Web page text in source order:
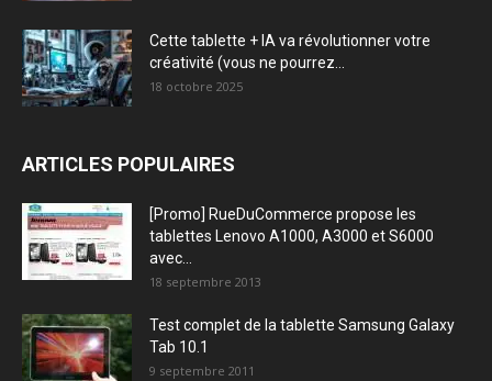
Cette tablette + IA va révolutionner votre
créativité (vous ne pourrez...
18 octobre 2025
ARTICLES POPULAIRES
[Promo] RueDuCommerce propose les
tablettes Lenovo A1000, A3000 et S6000
avec...
18 septembre 2013
Test complet de la tablette Samsung Galaxy
Tab 10.1
9 septembre 2011